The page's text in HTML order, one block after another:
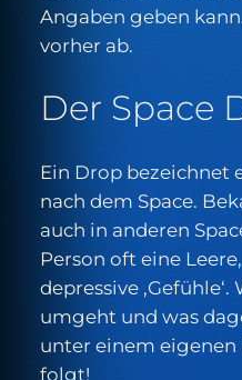
Angaben geben
vorher ab.
Der Space
Ein Drop bezeichnet
nach dem Space.
auch in anderen
Person oft eine
depressive
umgeht und was
unter einem eigenen
folgt!